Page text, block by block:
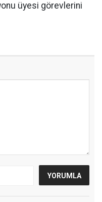
üyesi görevlerini